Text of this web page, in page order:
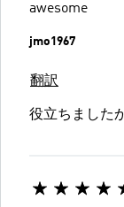
awesome
jmo1967
翻訳
役立ちました